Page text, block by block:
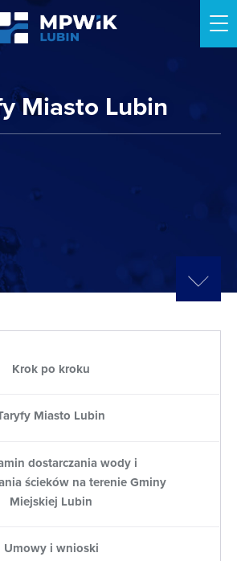
Miasto Lubin
Krok po kroku
Miasto Lubin
dostarczania wody i
ścieków na terenie Gminy
Miejskiej Lubin
Umowy i wnioski